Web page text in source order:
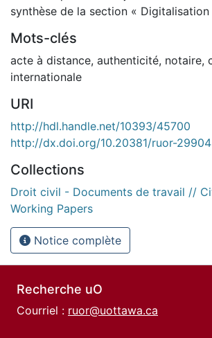
synthèse de la section « Digitalisation
Mots-clés
acte à distance, authenticité, notaire,
internationale
URI
http://hdl.handle.net/10393/45700
http://dx.doi.org/10.20381/ruor-29904
Collections
Droit civil - Documents de travail //
Working Papers
Notice complète
Recherche uO
Courriel : ruor@uottawa.ca